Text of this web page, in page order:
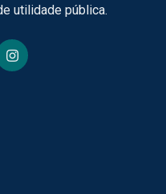
utilidade pública.